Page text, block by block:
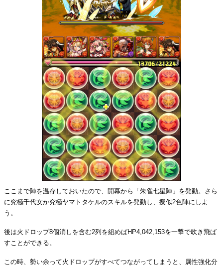
ここまで陣を温存しておいたので、開幕から「朱雀七星陣」を発動。さら
に究極千代女か究極ヤマトタケルのスキルを発動し、擬似2色陣にしよ
う。
後は火ドロップ8個消しを含む2列を組めばHP4,042,153を一撃で吹き飛ば
すことができる。
この時、勢い余って火ドロップがすべてつながってしまうと、属性強化分